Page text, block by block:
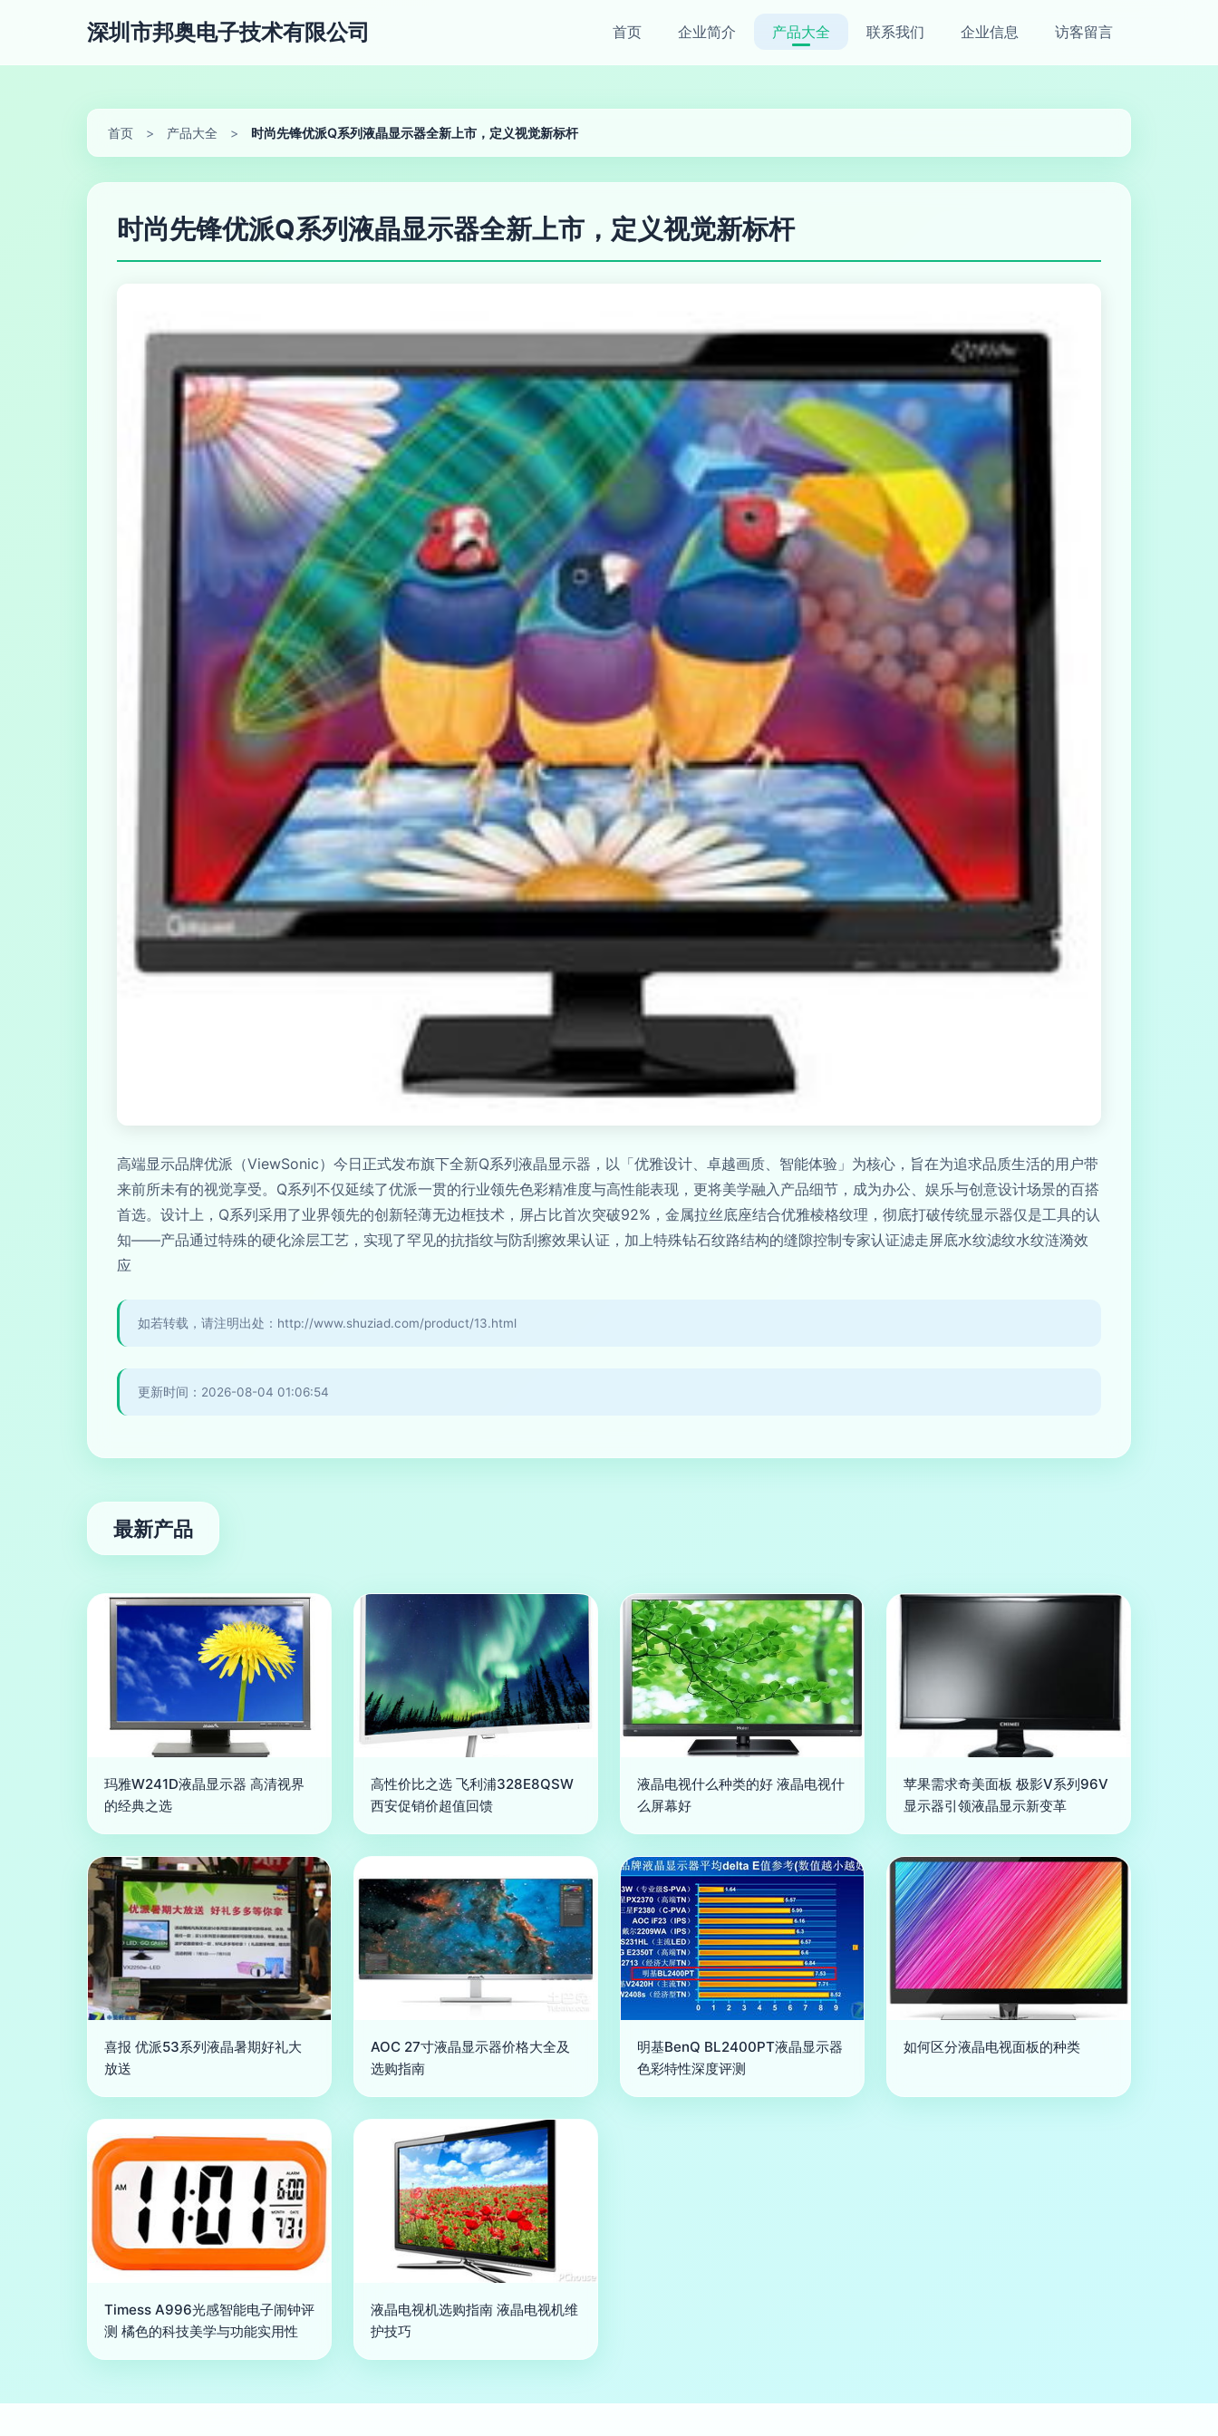
深圳市邦奥电子技术有限公司 首页 企业简介 产品大全 联系我们 企业信息 访客留言
首页 > 产品大全 > 时尚先锋优派Q系列液晶显示器全新上市，定义视觉新标杆
时尚先锋优派Q系列液晶显示器全新上市，定义视觉新标杆
高端显示品牌优派（ViewSonic）今日正式发布旗下全新Q系列液晶显示器，以「优雅设计、卓越画质、智能体验」为核心，旨在为追求品质生活的用户带
来前所未有的视觉享受。Q系列不仅延续了优派一贯的行业领先色彩精准度与高性能表现，更将美学融入产品细节，成为办公、娱乐与创意设计场景的百搭
首选。设计上，Q系列采用了业界领先的创新轻薄无边框技术，屏占比首次突破92%，金属拉丝底座结合优雅棱格纹理，彻底打破传统显示器仅是工具的认
知——产品通过特殊的硬化涂层工艺，实现了罕见的抗指纹与防刮擦效果认证，加上特殊钻石纹路结构的缝隙控制专家认证滤走屏底水纹滤纹水纹涟漪效
应
如若转载，请注明出处：http://www.shuziad.com/product/13.html
更新时间：2026-08-04 01:06:54
最新产品
玛雅W241D液晶显示器 高清视界
的经典之选
高性价比之选 飞利浦328E8QSW
西安促销价超值回馈
液晶电视什么种类的好 液晶电视什
么屏幕好
苹果需求奇美面板 极影V系列96V
显示器引领液晶显示新变革
喜报 优派53系列液晶暑期好礼大
放送
AOC 27寸液晶显示器价格大全及
选购指南
明基BenQ BL2400PT液晶显示器
色彩特性深度评测
如何区分液晶电视面板的种类
Timess A996光感智能电子闹钟评
测 橘色的科技美学与功能实用性
液晶电视机选购指南 液晶电视机维
护技巧